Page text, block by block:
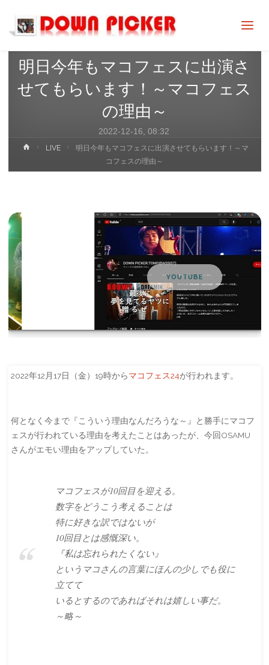
明日今年もマコフェスに出演さ
せてもらいます！～マコフェス
の理由～
2022-12-16, 08:32
LIVE
ホ
ム
LIVE
明日今年もマコフェスに出演させてもらいます！～マ
コフェスの理由～
YOUTUBE
2022年12月17日（金）19時からマコフェス24が行われます。
何となく今まで『こういう理由なんだろうな～』と勝手にマコフ
ェスが行われている理由を考えたことはあったが、今回OSAMU
さんがエモい理由をアップしていた。
マコフェスが10回目を迎える。
数字をどうこう考えることは
特に好きな訳ではないが
10回目とは感慨深い。
『私は忘れられたくない』
というマコさんの言葉にほんの少しでも役に
立てて
いるとするのであればそれは嬉しい事だ。
～略～